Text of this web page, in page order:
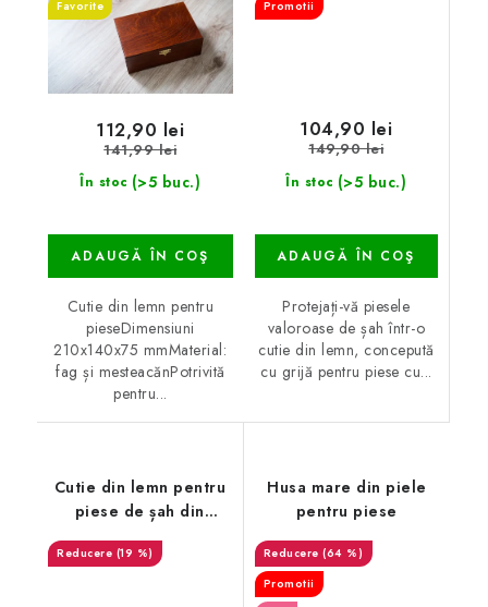
Favorite
În stoc (>5 buc.)
112,90 lei
141,99 lei
ADAUGĂ ÎN COŞ
Cutie din lemn pentru
pieseDimensiuni
210x140x75 mmMaterial:
fag și mesteacănPotrivită
pentru...
Promotii
În stoc (>5 buc.)
104,90 lei
149,90 lei
ADAUGĂ ÎN COŞ
Protejați-vă piesele
valoroase de șah într-o
cutie din lemn, concepută
cu grijă pentru piese cu...
Cutie din lemn pentru
piese de șah din
mahon MAXI
(19 %)
Husa mare din piele
pentru piese
(64 %)
Promotii